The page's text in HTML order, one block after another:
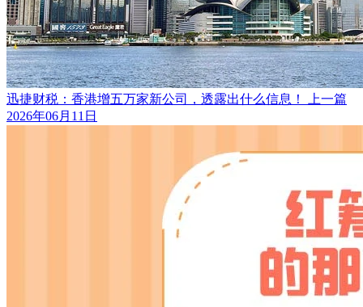
迅捷财税：香港增五万家新公司，透露出什么信息！
上一篇
2026年06月11日